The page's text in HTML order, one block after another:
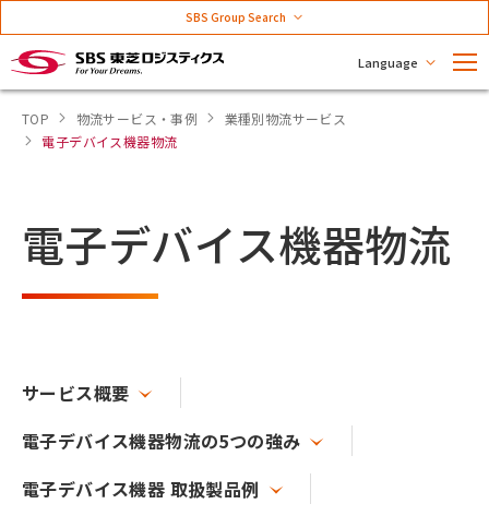
Language
SBS Group Search
TOP 物流サービス・事例
業種別物流サービス
電子デバイス機器物流
電子デバイス機器物流
サービス概要
電子デバイス機器物流の5つの強み
電子デバイス機器 取扱製品例